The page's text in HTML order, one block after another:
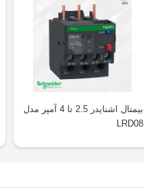
بیمتال اشنایدر 2.5 تا 4 آمپر مدل
LRD08